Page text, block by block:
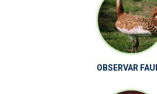
OBSERVAR